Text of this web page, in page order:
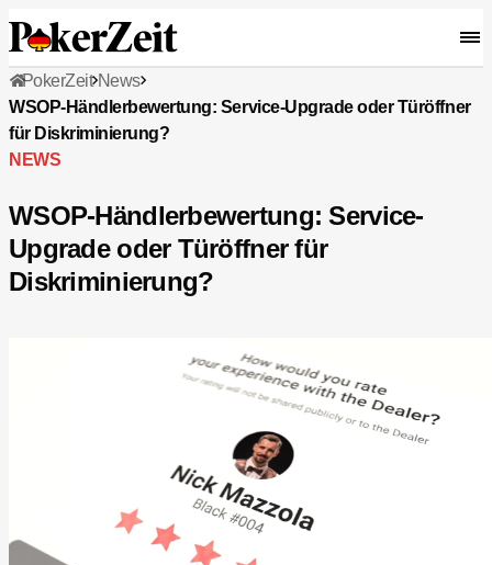
PokerZeit News
WSOP-Händlerbewertung: Service-Upgrade oder Türöffner
für Diskriminierung?
NEWS
WSOP-Händlerbewertung: Service-
Upgrade oder Türöffner für
Diskriminierung?